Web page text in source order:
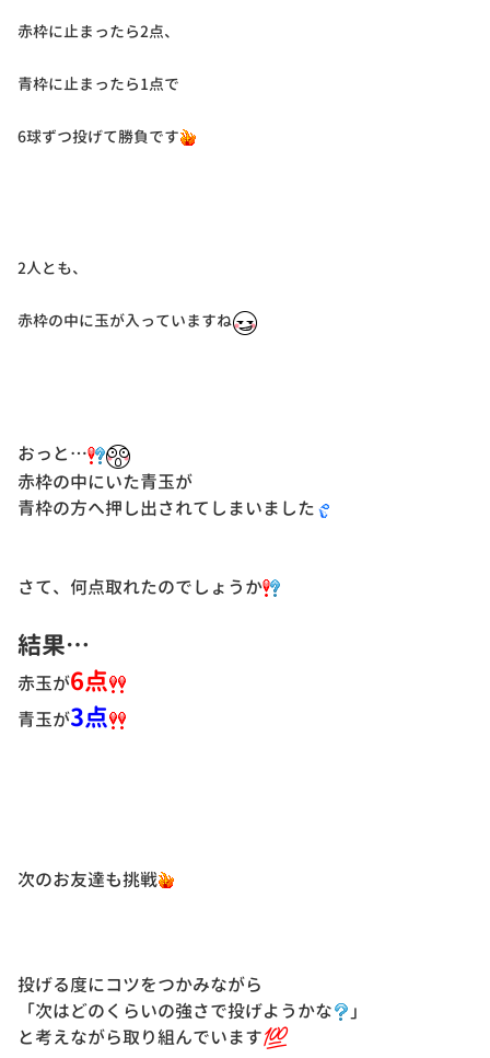
赤枠に止まったら2点、
青枠に止まったら1点で
6球ずつ投げて勝負です
2人とも、
赤枠の中に玉が入っていますね
おっと…
赤枠の中にいた青玉が
青枠の方へ押し出されてしまいました
さて、何点取れたのでしょうか
結果…
赤玉が6点
青玉が3点
次のお友達も挑戦
投げる度にコツをつかみながら
「次はどのくらいの強さで投げようかな
」
と考えながら取り組んでいます